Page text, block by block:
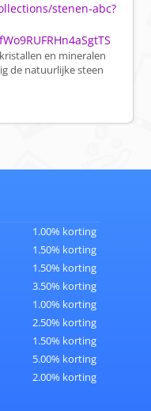
stenen-abc?
en mineralen
de natuurlijke steen
1.00% korting
1.50% korting
1.50% korting
3.50% korting
1.00% korting
2.50% korting
1.50% korting
5.00% korting
2.00% korting